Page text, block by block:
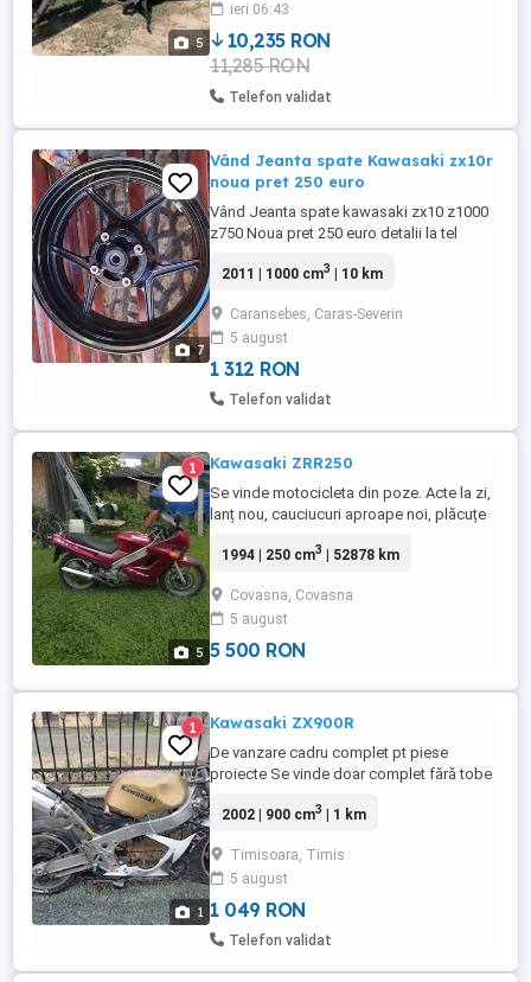
5
de ea Tel
ieri 06:43
10,235 RON
11,285 RON
Telefon validat
7
Vând Jeanta spate Kawasaki zx10r
noua pret 250 euro
Vând Jeanta spate kawasaki zx10 z1000
z750 Noua pret 250 euro detalii la tel
2011 | 1000 cm3 | 10 km
Caransebes, Caras-Severin
5 august
1 312 RON
Telefon validat
5
1 Kawasaki ZRR250
Se vinde motocicleta din poze. Acte la zi,
lanț nou, cauciucuri aproape noi, plăcuțe
bună. Potrivit pentru începători cu permis
1994 | 250 cm3 | 52878 km
Covasna, Covasna
5 august
5 500 RON
1
1 Kawasaki ZX900R
De vanzare cadru complet pt piese
proiecte Se vinde doar complet fără tobe
2002 | 900 cm3 | 1 km
Timisoara, Timis
5 august
1 049 RON
Telefon validat